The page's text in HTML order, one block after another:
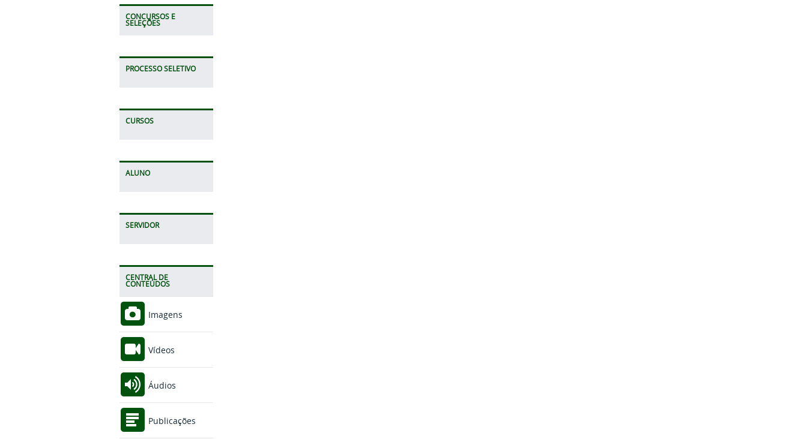
CONCURSOS E
SELEÇÕES
PROCESSO SELETIVO
CURSOS
ALUNO
SERVIDOR
CENTRAL DE
CONTEÚDOS
Imagens
Vídeos
Áudios
Publicações